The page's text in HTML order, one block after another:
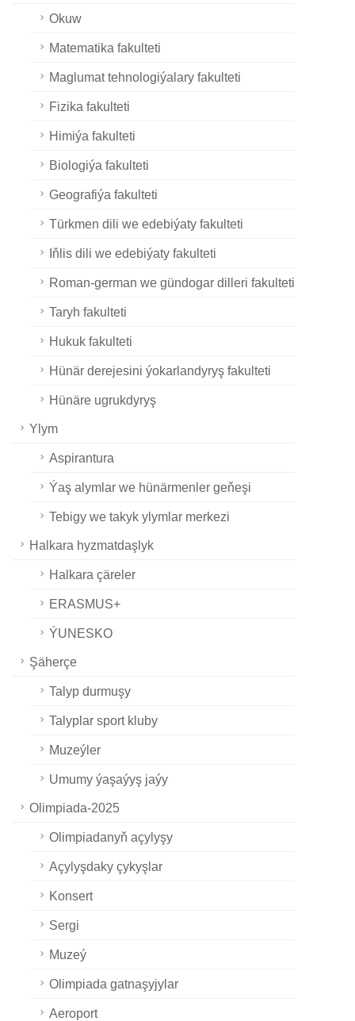
Okuw
Matematika fakulteti
Maglumat tehnologiýalary fakulteti
Fizika fakulteti
Himiýa fakulteti
Biologiýa fakulteti
Geografiýa fakulteti
Türkmen dili we edebiýaty fakulteti
Iňlis dili we edebiýaty fakulteti
Roman-german we gündogar dilleri fakulteti
Taryh fakulteti
Hukuk fakulteti
Hünär derejesini ýokarlandyryş fakulteti
Hünäre ugrukdyryş
Ylym
Aspirantura
Ýaş alymlar we hünärmenler geňeşi
Tebigy we takyk ylymlar merkezi
Halkara hyzmatdaşlyk
Halkara çäreler
ERASMUS+
ÝUNESKO
Şäherçe
Talyp durmuşy
Talyplar sport kluby
Muzeýler
Umumy ýaşaýyş jaýy
Olimpiada-2025
Olimpiadanyň açylyşy
Açylyşdaky çykyşlar
Konsert
Sergi
Muzeý
Olimpiada gatnaşyjylar
Aeroport